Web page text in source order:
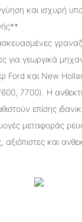
και ισχυρή
για γεωργικά
Ford και New
7700). Η
επίσης
μεταφοράς
και